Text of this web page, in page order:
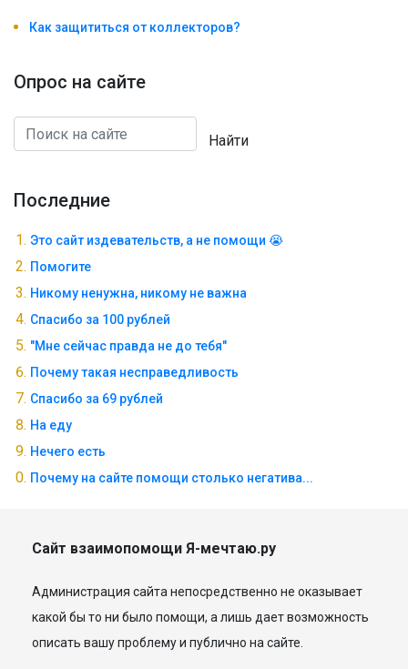
Как защититься от коллекторов?
Опрос на сайте
Найти
Последние
Это сайт издевательств, а не помощи 😭
Помогите
Никому ненужна, никому не важна
Спасибо за 100 рублей
"Мне сейчас правда не до тебя"
Почему такая несправедливость
Спасибо за 69 рублей
На еду
Нечего есть
Почему на сайте помощи столько негатива...
Сайт взаимопомощи Я-мечтаю.ру
Администрация сайта непосредственно не оказывает
какой бы то ни было помощи, а лишь дает возможность
описать вашу проблему и публично на сайте.